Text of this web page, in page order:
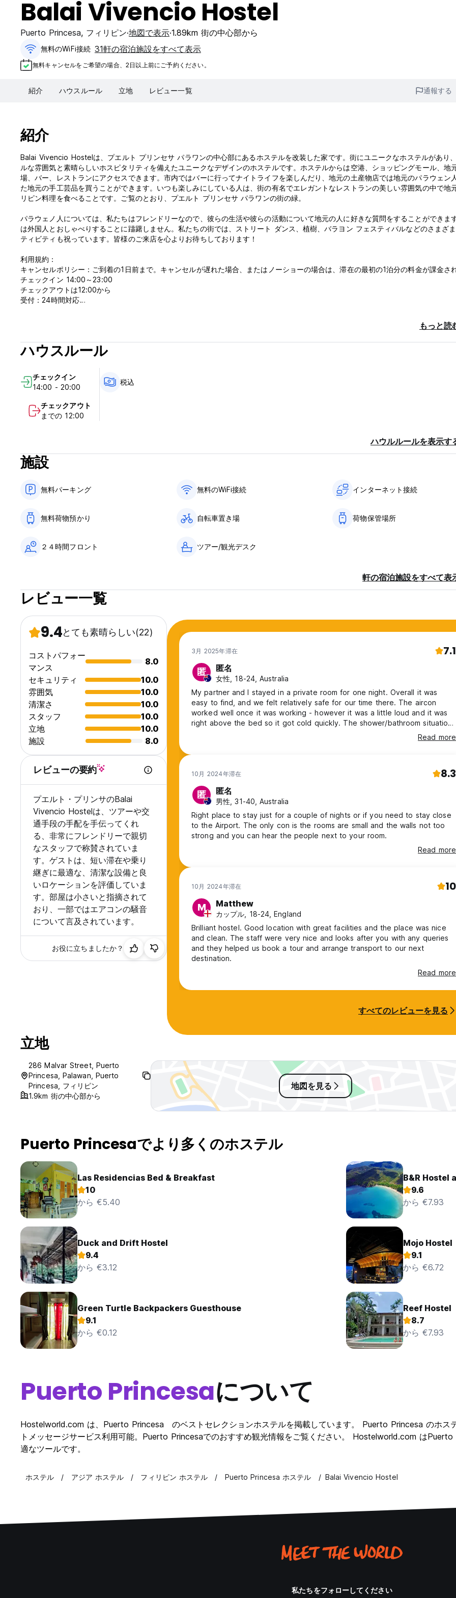
Balai Vivencio Hostel
Puerto Princesa, フィリピン 地図で表示 1.89km 街の中心部から
無料のWiFi接続 31軒の宿泊施設をすべて表示
無料キャンセルをご希望の場合、2日以上前にご予約ください。
紹介 ハウスルール 立地 レビュー一覧 通報する
紹介
Balai Vivencio Hostelは、プエルト プリンセサ パラワンの中心部にあるホステルを改装した家です。街にユニークなホステルがあり
ルな雰囲気と素晴らしいホスピタリティを備えたユニークなデザインのホステルです。ホステルからは空港、ショッピングモール、地
場、バー、レストランにアクセスできます。市内ではバーに行ってナイトライフを楽しんだり、地元の土産物店では地元のパラウェン
た地元の手工芸品を買うことができます。いつも楽しみにしている人は、街の有名でエレガントなレストランの美しい雰囲気の中で地
リピン料理を食べることです。ご覧のとおり、プエルト プリンセサ パラワンの街の緑。
パラウェノ人については、私たちはフレンドリーなので、彼らの生活や彼らの活動について地元の人に好きな質問をすることができま
は外国人とおしゃべりすることに躊躇しません。私たちの街では、ストリート ダンス、植樹、バラヨン フェスティバルなどのさまざ
ティビティも祝っています。皆様のご来店を心よりお待ちしております！
利用規約：
キャンセルポリシー：ご到着の1日前まで。キャンセルが遅れた場合、またはノーショーの場合は、滞在の最初の1泊分の料金が課金さ
チェックイン 14:00～23:00
チェックアウトは12:00から
受付：24時間対応
門限はありません。
禁煙。
朝食は追加料金で提供されます。
ランドリー（有料）
もっと読
ハウスルール
チェックイン
14:00 - 20:00
チェックアウト
までの 12:00
税込
ハウルルールを表示す
施設
無料パーキング 無料のWiFi接続 インターネット接続
無料荷物預かり 自転車置き場 荷物保管場所
２４時間フロント ツアー/観光デスク
軒の宿泊施設をすべて表
レビュー一覧
9.4とても素晴らしい(22)
コストパフォー
マンス
8.0
セキュリティ
10.0
雰囲気
10.0
清潔さ
10.0
スタッフ
10.0
立地
10.0
施設
8.0
レビューの要約
プエルト・プリンサのBalai
Vivencio Hostelは、ツアーや交
通手段の手配を手伝ってくれ
る、非常にフレンドリーで親切
なスタッフで称賛されていま
す。ゲストは、短い滞在や乗り
継ぎに最適な、清潔な設備と良
いロケーションを評価していま
す。部屋は小さいと指摘されて
おり、一部ではエアコンの騒音
について言及されています。
お役に立ちましたか？
3月 2025年滞在 7.1
匿 匿名
女性, 18-24, Australia
My partner and I stayed in a private room for one night. Overall it was
easy to find, and we felt relatively safe for our time there. The aircon
worked well once it was working - however it was a little loud and it was
right above the bed so it got cold quickly. The shower/bathroom situation
is very cramped - but overall it was fine for one night. There’s no social
atmosphere but it was okay for us for just one night. The staff though,
Read more
10月 2024年滞在 8.3
匿 匿名
男性, 31-40, Australia
Right place to stay just for a couple of nights or if you need to stay close
to the Airport. The only con is the rooms are small and the walls not too
strong and you can hear the people next to your room.
Read more
10月 2024年滞在 10
M Matthew
カップル, 18-24, England
Brilliant hostel. Good location with great facilities and the place was nice
and clean. The staff were very nice and looks after you with any queries
and they helped us book a tour and arrange transport to our next
destination.
Read more
すべてのレビューを見る
立地
286 Malvar Street, Puerto
Princesa, Palawan, Puerto
Princesa, フィリピン
1.9km 街の中心部から
地図を見る
Puerto Princesaでより多くのホステル
Las Residencias Bed & Breakfast
10
から €5.40
B&R Hostel
9.6
から €7.93
Duck and Drift Hostel
9.4
から €3.12
Mojo Hostel
9.1
から €6.72
Green Turtle Backpackers Guesthouse
9.1
から €0.12
Reef Hostel
8.7
から €7.93
Puerto Princesaについて
Hostelworld.com は、Puerto Princesa のベストセレクションホステルを掲載しています。 Puerto Princesa のホス
トメッセージサービス利用可能。Puerto Princesaでのおすすめ観光情報をご覧ください。 Hostelworld.com は
適なツールです。
ホステル アジア ホステル フィリピン ホステル Puerto Princesa ホステル Balai Vivencio Hostel
私たちをフォローしてください